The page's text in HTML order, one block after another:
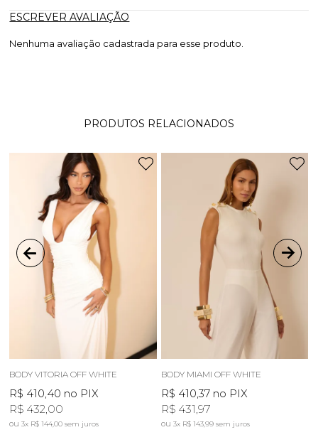
ESCREVER AVALIAÇÃO
Nenhuma avaliação cadastrada para esse produto.
PRODUTOS RELACIONADOS
BODY VITORIA OFF WHITE
R$ 410,40 no PIX
R$ 432,00
3x R$ 144,00sem juros
BODY MIAMI OFF WHITE
R$ 410,37no PIX
R$ 431,97
3x R$ 143,99 sem juros